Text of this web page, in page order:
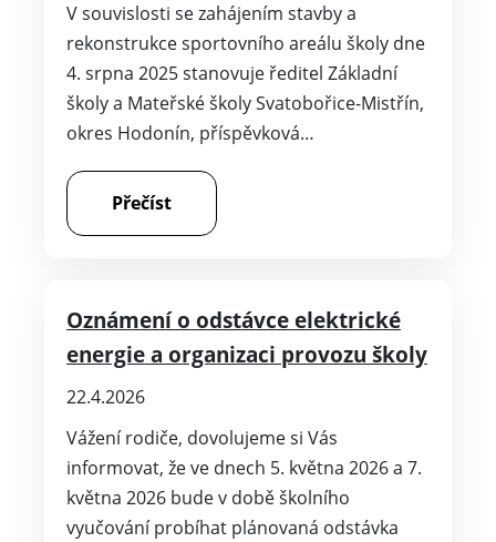
V souvislosti se zahájením stavby a
rekonstrukce sportovního areálu školy dne
4. srpna 2025 stanovuje ředitel Základní
školy a Mateřské školy Svatobořice-Mistřín,
okres Hodonín, příspěvková…
Přečíst
Oznámení o odstávce elektrické
energie a organizaci provozu školy
22.4.2026
Vážení rodiče, dovolujeme si Vás
informovat, že ve dnech 5. května 2026 a 7.
května 2026 bude v době školního
vyučování probíhat plánovaná odstávka